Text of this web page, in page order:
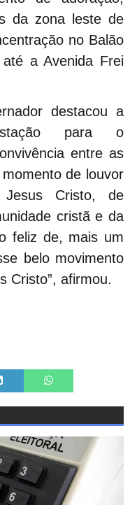
da zona leste de
no Balão
a Avenida Frei
destacou a
para o
entre as
de louvor
Cristo, de
cristã e da
feliz de, mais um
belo movimento
Cristo”, afirmou.